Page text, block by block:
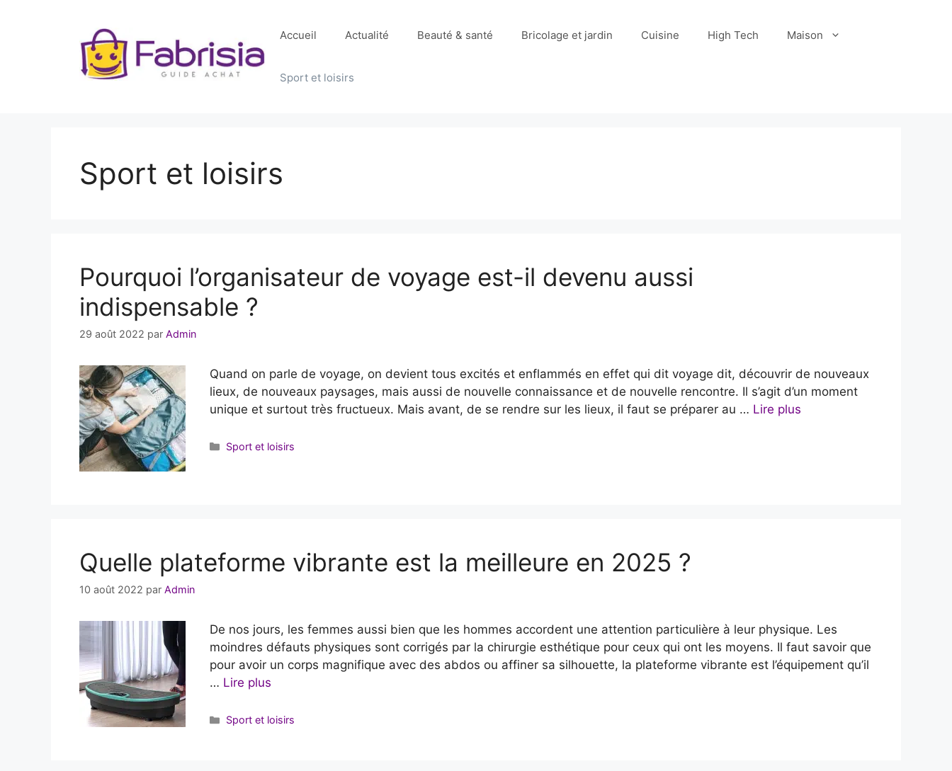
Accueil Actualité Beauté & santé Bricolage et jardin Cuisine High Tech Maison
Sport et loisirs
Sport et loisirs
Pourquoi l’organisateur de voyage est-il devenu aussi
indispensable ?
29 août 2022 par Admin
Quand on parle de voyage, on devient tous excités et enflammés en effet qui dit voyage dit, découvrir de nouveaux
lieux, de nouveaux paysages, mais aussi de nouvelle connaissance et de nouvelle rencontre. Il s’agit d’un moment
unique et surtout très fructueux. Mais avant, de se rendre sur les lieux, il faut se préparer au … Lire plus
Catégories
Sport et loisirs
Quelle plateforme vibrante est la meilleure en 2025 ?
10 août 2022 par Admin
De nos jours, les femmes aussi bien que les hommes accordent une attention particulière à leur physique. Les
moindres défauts physiques sont corrigés par la chirurgie esthétique pour ceux qui ont les moyens. Il faut savoir que
pour avoir un corps magnifique avec des abdos ou affiner sa silhouette, la plateforme vibrante est l’équipement qu’il
… Lire plus
Catégories
Sport et loisirs